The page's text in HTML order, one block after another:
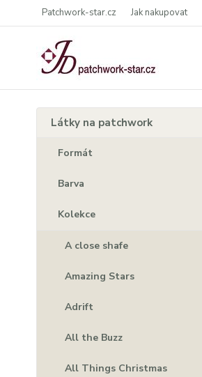
Patchwork-star.cz Jak nakupovat
Látky na patchwork
Formát
Barva
Kolekce
A close shafe
Amazing Stars
Adrift
All the Buzz
All Things Christmas